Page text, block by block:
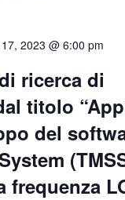
2023 @ 6:00 pm
ricerca di
titolo
del